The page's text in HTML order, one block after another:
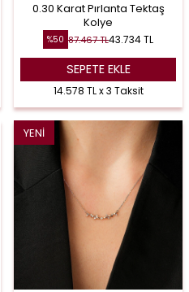
0.30 Karat Pırlanta Tektaş
Kolye
%50 87.467TL43.734TL
SEPETE EKLE
14.578 TL x 3 Taksit
YENI